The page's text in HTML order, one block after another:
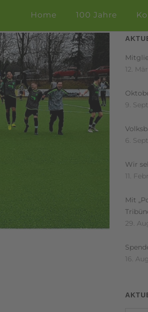
Home 100 Jahre
12.
9.
6.
Wir
11.
Mit
29.
16.